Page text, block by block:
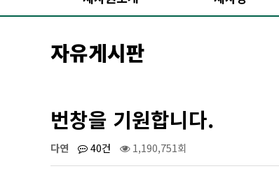
자유게시판
번창을 기원합니다.
다연 40건 1,190,751회